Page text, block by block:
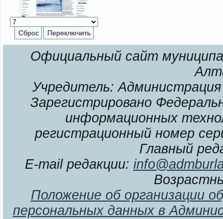
Официальный сайт
Учредитель: Администрация
Зарегистрировано
информационных
регистрационный номер
Главный
E-mail редакции:
Положение об организации
персональных данных в